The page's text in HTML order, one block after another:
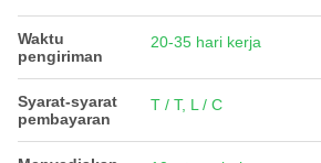
Waktu
pengiriman
20-35 hari kerja
Syarat-syarat
pembayaran
T / T, L / C